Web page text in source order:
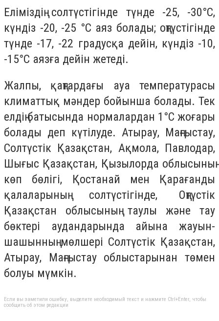
Еліміздің солтүстігінде түнде -25, -30°C,
күндіз -20, -25 °C аяз болады; оңтүстігінде
түнде -17, -22 градусқа дейін, күндіз -10,
-15°C аязға дейін жетеді.
Жалпы, қаңтардағы ауа температурасы
климаттық мәндер бойынша болады. Тек
елдің батысында нормалардан 1°C жоғары
болады деп күтілуде. Атырау, Маңғыстау,
Солтүстік Қазақстан, Ақмола, Павлодар,
Шығыс Қазақстан, Қызылорда облысының
көп бөлігі, Қостанай мен Қарағанды
қалаларының солтүстігінде, Оңтүстік
Қазақстан облысының таулы және тау
бөктері аудандарында айына жауын-
шашынның мөлшері Солтүстік Қазақстан,
Атырау, Маңғыстау облыстарынан төмен
болуы мүмкін.
Если вы заметили ошибку, выделите необходимый текст и нажмите Ctrl+Enter, чтобы
сообщить об этом редакции